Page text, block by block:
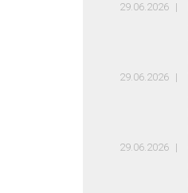
29.06.2026
29.06.2026
29.06.2026